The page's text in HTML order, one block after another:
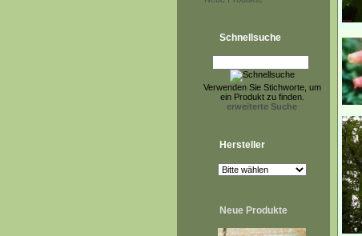
Schnellsuche
Verwenden Sie Stichworte, um
ein Produkt zu finden.
erweiterte Suche
Hersteller
Neue Produkte